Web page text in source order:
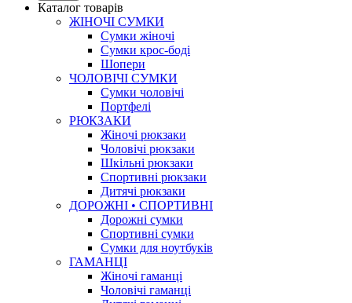
Каталог товарів
ЖІНОЧІ СУМКИ
Сумки жіночі
Сумки крос-боді
Шопери
ЧОЛОВІЧІ СУМКИ
Сумки чоловічі
Портфелі
РЮКЗАКИ
Жіночі рюкзаки
Чоловічі рюкзаки
Шкільні рюкзаки
Спортивні рюкзаки
Дитячі рюкзаки
ДОРОЖНІ • СПОРТИВНІ
Дорожні сумки
Спортивні сумки
Сумки для ноутбуків
ГАМАНЦІ
Жіночі гаманці
Чоловічі гаманці